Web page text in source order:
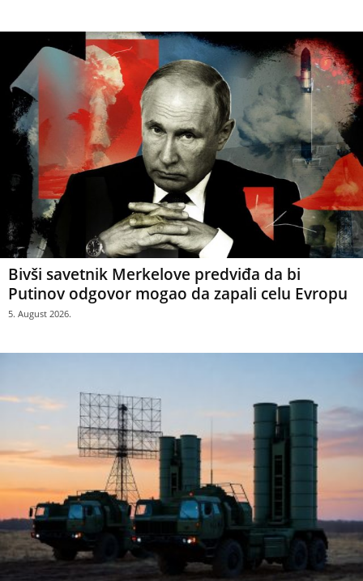
Bivši savetnik Merkelove predviđa da bi
Putinov odgovor mogao da zapali celu Evropu
5. August 2026.